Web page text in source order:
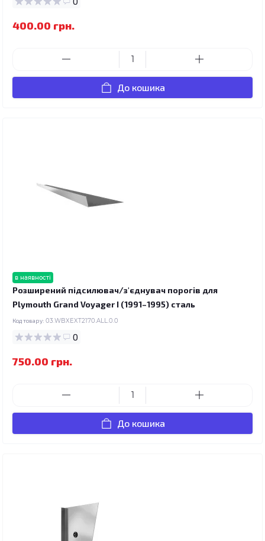
400.00 грн.
До кошика
в наявності
Розширений підсилювач/з'єднувач порогів для
Plymouth Grand Voyager I (1991–1995) сталь
Код товару: 03.WBXEXT2170.ALL.0.0
0
750.00 грн.
До кошика